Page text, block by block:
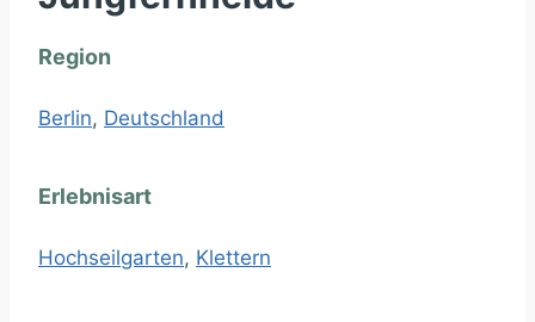
Region
Berlin, Deutschland
Erlebnisart
Hochseilgarten, Klettern